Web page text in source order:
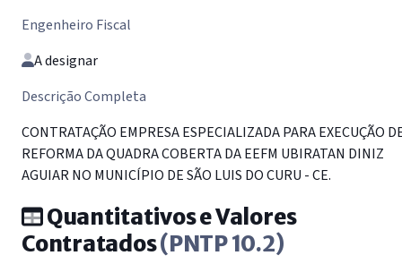
Engenheiro Fiscal
A designar
Descrição Completa
CONTRATAÇÃO EMPRESA ESPECIALIZADA PARA EXECUÇÃO
REFORMA DA QUADRA COBERTA DA EEFM UBIRATAN DINIZ
AGUIAR NO MUNICÍPIO DE SÃO LUIS DO CURU - CE.
Quantitativos e Valores
Contratados(PNTP 10.2)